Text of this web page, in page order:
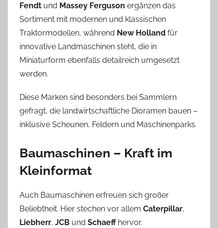
Fendt und Massey Ferguson ergänzen das
Sortiment mit modernen und klassischen
Traktormodellen, während New Holland für
innovative Landmaschinen steht, die in
Miniaturform ebenfalls detailreich umgesetzt
werden.
Diese Marken sind besonders bei Sammlern
gefragt, die landwirtschaftliche Dioramen bauen –
inklusive Scheunen, Feldern und Maschinenparks.
Baumaschinen – Kraft im
Kleinformat
Auch Baumaschinen erfreuen sich großer
Beliebtheit. Hier stechen vor allem Caterpillar,
Liebherr, JCB und Schaeffhervor.